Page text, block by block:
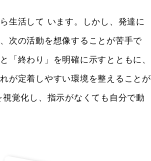
生活して います。しかし、発達に
次の活動を想像することが苦手で
「終わり」を明確に示すとともに、
が定着しやすい環境を整えることが
覚化し、指示がなくても自分で動